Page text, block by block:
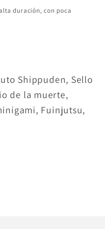
duración, con poca
Shippuden, Sello
de la muerte,
Fuinjutsu,